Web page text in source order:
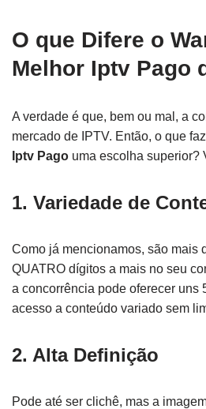
O que Difere o
Melhor Iptv Pago
A verdade é que, bem ou mal, a
mercado de IPTV. Então, o que
Iptv Pago uma escolha superior?
1. Variedade de
Como já mencionamos, são mais
QUATRO dígitos a mais no seu
a concorrência pode oferecer uns
acesso a conteúdo variado sem
2. Alta Definição
Pode até ser clichê, mas a